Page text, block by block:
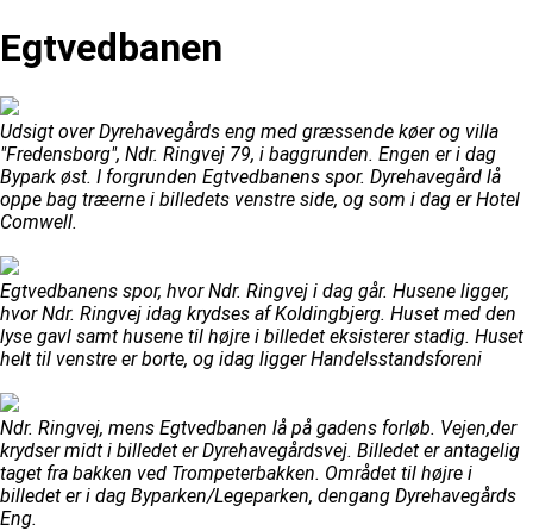
Egtvedbanen
Udsigt over Dyrehavegårds eng med græssende køer og villa
"Fredensborg", Ndr. Ringvej 79, i baggrunden. Engen er i dag
Bypark øst. I forgrunden Egtvedbanens spor. Dyrehavegård lå
oppe bag træerne i billedets venstre side, og som i dag er Hotel
Comwell.
Egtvedbanens spor, hvor Ndr. Ringvej i dag går. Husene ligger,
hvor Ndr. Ringvej idag krydses af Koldingbjerg. Huset med den
lyse gavl samt husene til højre i billedet eksisterer stadig. Huset
helt til venstre er borte, og idag ligger Handelsstandsforeni
Ndr. Ringvej, mens Egtvedbanen lå på gadens forløb. Vejen,der
krydser midt i billedet er Dyrehavegårdsvej. Billedet er antagelig
taget fra bakken ved Trompeterbakken. Området til højre i
billedet er i dag Byparken/Legeparken, dengang Dyrehavegårds
Eng.